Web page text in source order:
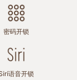
密码开锁
语音开锁